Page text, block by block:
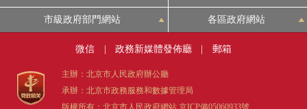
市級政府部門網站 各區政府網站
微信 | 政務新媒體發佈廳 | 郵箱
主辦：北京市人民政府辦公廳
承辦：北京市政務服務和數據管理局
版權所有：北京市人民政府網站 京ICP備05060933號